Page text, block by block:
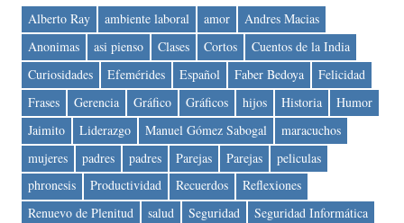
Alberto Ray ambiente laboral amor
Andres Macias
Anonimas
asi pienso Clases Cortos
Cuentos de la India
Curiosidades
Efemérides Español Faber Bedoya
Felicidad
Frases
Gerencia Gráfico Gráficos hijos Historia
Humor
Jaimito
Liderazgo Manuel Gómez Sabogal
maracuchos
mujeres
padres padres Parejas Parejas
peliculas
phronesis
Productividad Recuerdos
Reflexiones
Renuevo de Plenitud
salud Seguridad
Seguridad Informática